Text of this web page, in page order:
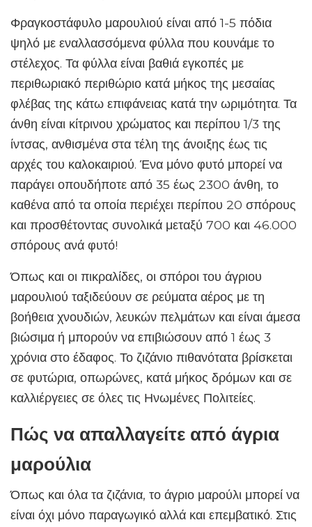
Φραγκοστάφυλο μαρουλιού είναι από 1-5 πόδια
ψηλό με εναλλασσόμενα φύλλα που κουνάμε το
στέλεχος. Τα φύλλα είναι βαθιά εγκοπές με
περιθωριακό περιθώριο κατά μήκος της μεσαίας
φλέβας της κάτω επιφάνειας κατά την ωριμότητα. Τα
άνθη είναι κίτρινου χρώματος και περίπου 1/3 της
ίντσας, ανθισμένα στα τέλη της άνοιξης έως τις
αρχές του καλοκαιριού. Ένα μόνο φυτό μπορεί να
παράγει οπουδήποτε από 35 έως 2300 άνθη, το
καθένα από τα οποία περιέχει περίπου 20 σπόρους
και προσθέτοντας συνολικά μεταξύ 700 και 46.000
σπόρους ανά φυτό!
Όπως και οι πικραλίδες, οι σπόροι του άγριου
μαρουλιού ταξιδεύουν σε ρεύματα αέρος με τη
βοήθεια χνουδιών, λευκών πελμάτων και είναι άμεσα
βιώσιμα ή μπορούν να επιβιώσουν από 1 έως 3
χρόνια στο έδαφος. Το ζιζάνιο πιθανότατα βρίσκεται
σε φυτώρια, οπωρώνες, κατά μήκος δρόμων και σε
καλλιέργειες σε όλες τις Ηνωμένες Πολιτείες.
Πώς να απαλλαγείτε από άγρια ​​
μαρούλια
Όπως και όλα τα ζιζάνια, το άγριο μαρούλι μπορεί να
είναι όχι μόνο παραγωγικό αλλά και επεμβατικό. Στις